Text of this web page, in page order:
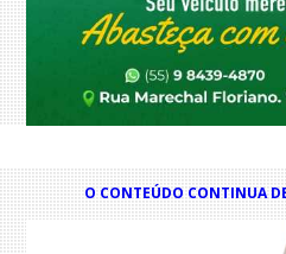
O CONTEÚDO CONTINUA